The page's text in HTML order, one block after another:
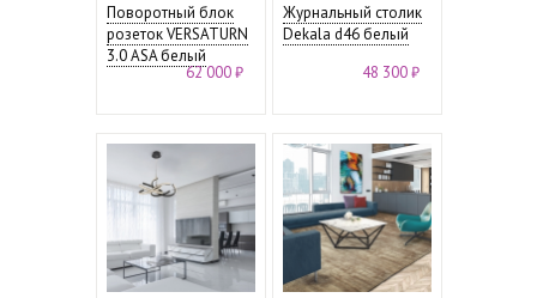
Поворотный блок
розеток VERSATURN
3.0 ASA белый
62 000 ₽
Журнальный столик
Dekala d46 белый
48 300 ₽